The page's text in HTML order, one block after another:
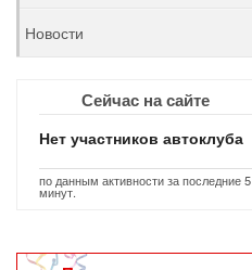
Новости
Сейчас на сайте
Нет участников автоклуба
по данным активности за последние 5
минут.